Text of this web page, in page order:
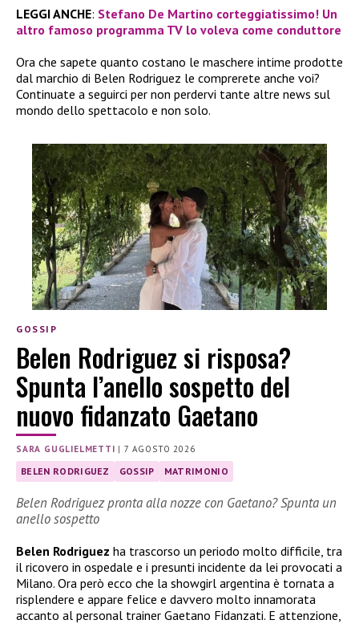
LEGGI ANCHE: Stefano De Martino corteggiatissimo! Un
altro famoso programma TV lo voleva come conduttore
Ora che sapete quanto costano le maschere intime prodotte
dal marchio di Belen Rodriguez le comprerete anche voi?
Continuate a seguirci per non perdervi tante altre news sul
mondo dello spettacolo e non solo.
GOSSIP
Belen Rodriguez si risposa?
Spunta l’anello sospetto del
nuovo fidanzato Gaetano
SARA GUGLIELMETTI |7 AGOSTO 2026
BELEN RODRIGUEZ GOSSIP MATRIMONIO
Belen Rodriguez pronta alla nozze con Gaetano? Spunta un
anello sospetto
Belen Rodriguez ha trascorso un periodo molto difficile, tra
il ricovero in ospedale e i presunti incidente da lei provocati a
Milano. Ora però ecco che la showgirl argentina è tornata a
risplendere e appare felice e davvero molto innamorata
accanto al personal trainer Gaetano Fidanzati. E attenzione,